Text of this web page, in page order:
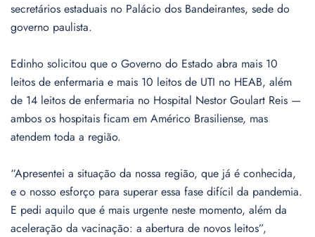
secretários estaduais no Palácio dos Bandeirantes, sede do
governo paulista.
Edinho solicitou que o Governo do Estado abra mais 10
leitos de enfermaria e mais 10 leitos de UTI no HEAB, além
de 14 leitos de enfermaria no Hospital Nestor Goulart Reis —
ambos os hospitais ficam em Américo Brasiliense, mas
atendem toda a região.
“Apresentei a situação da nossa região, que já é conhecida,
e o nosso esforço para superar essa fase difícil da pandemia.
E pedi aquilo que é mais urgente neste momento, além da
aceleração da vacinação: a abertura de novos leitos”,